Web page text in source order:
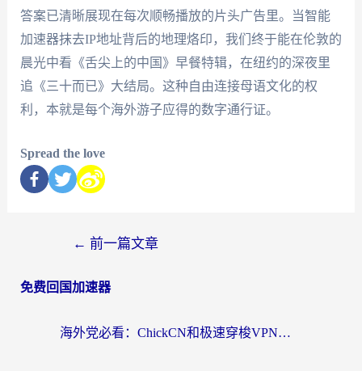
答案已清晰展现在每次顺畅播放的片头广告里。当智能
加速器抹去IP地址背后的地理烙印，我们终于能在伦敦的
晨光中看《舌尖上的中国》早餐特辑，在纽约的深夜里
追《三十而已》大结局。这种自由连接母语文化的权
利，本就是每个海外游子应得的数字通行证。
Spread the love
← 前一篇文章
免费回国加速器
海外党必看：ChickCN和极速穿梭VPN好用吗？3招教你选对回国加速器无缝刷国内资源